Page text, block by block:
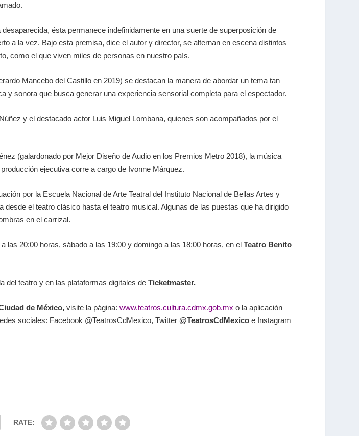
ésta permanece indefinidamente en una suerte de superposición de
a la vez. Bajo esta premisa, dice el autor y director, se alternan en escena distintos
como el que viven miles de personas en nuestro país.
Mancebo del Castillo en 2019) se destacan la manera de abordar un tema tan
sonora que busca generar una experiencia sensorial completa para el espectador.
y el destacado actor Luis Miguel Lombana, quienes son acompañados por el
(galardonado por Mejor Diseño de Audio en los Premios Metro 2018), la música
ejecutiva corre a cargo de Ivonne Márquez.
por la Escuela Nacional de Arte Teatral del Instituto Nacional de Bellas Artes y
el teatro clásico hasta el teatro musical. Algunas de las puestas que ha dirigido
en el carrizal.
las 20:00 horas, sábado a las 19:00 y domingo a las 18:00 horas, en el Teatro Benito
del teatro y en las plataformas digitales de Ticketmaster.
de México, visite la página: www.teatros.cultura.cdmx.gob.mx o la aplicación
sociales: Facebook @TeatrosCdMexico, Twitter @TeatrosCdMexico e Instagram
RATE: